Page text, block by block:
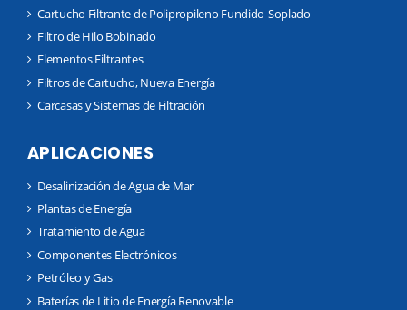
Cartucho Filtrante de Polipropileno Fundido-Soplado
Filtro de Hilo Bobinado
Elementos Filtrantes
Filtros de Cartucho, Nueva Energía
Carcasas y Sistemas de Filtración
APLICACIONES
Desalinización de Agua de Mar
Plantas de Energía
Tratamiento de Agua
Componentes Electrónicos
Petróleo y Gas
Baterías de Litio de Energía Renovable